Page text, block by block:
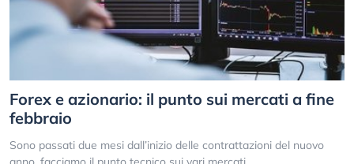
Forex e azionario: il punto sui mercati a fine
febbraio
Sono passati due mesi dall’inizio delle contrattazioni del nuovo